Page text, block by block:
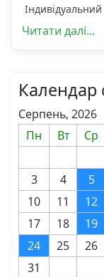
Читати далі...
Календар
Серпень, 2026
Пн
Вт Ср
3
4 5
10
11 12
17
18 19
24
25 26
31